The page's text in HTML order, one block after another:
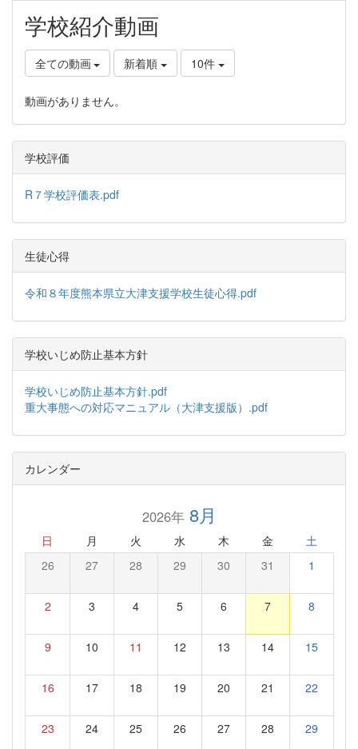
学校紹介動画
全ての動画 新着順 10件
動画がありません。
学校評価
R７学校評価表.pdf
生徒心得
令和８年度熊本県立大津支援学校生徒心得.pdf
学校いじめ防止基本方針
学校いじめ防止基本方針.pdf
重大事態への対応マニュアル（大津支援版）.pdf
カレンダー
2026年8月
日 月 火 水 木 金 土
26 27 28 29 30 31 1
2 3 4 5 6 7 8
9 10 11 12 13 14 15
16 17 18 19 20 21 22
23 24 25 26 27 28 29